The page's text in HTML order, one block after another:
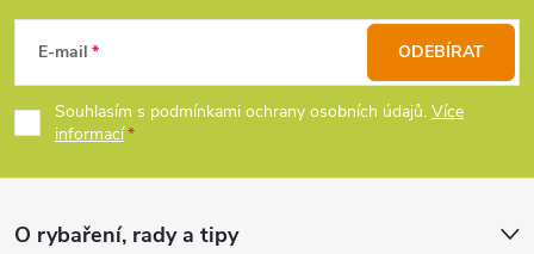
c
í
p
r
v
p
a
E-mail
Souhlasím s podmínkami ochrany osobních údajů. Více
informací
ODEBÍRAT
O rybaření, rady a tipy